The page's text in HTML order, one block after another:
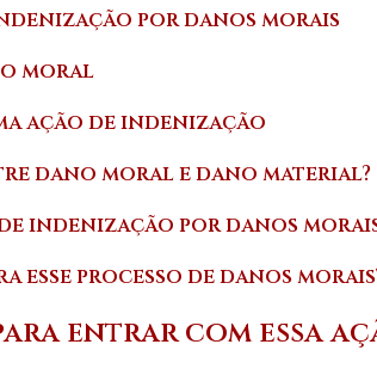
por danos morais
moral
ação de indenização
dano moral e dano material?
indenização por danos
esse processo de danos
entrar com essa